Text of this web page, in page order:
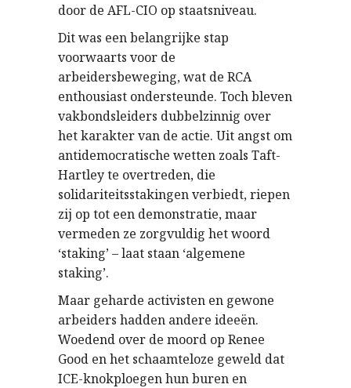
door de AFL-CIO op staatsniveau.
Dit was een belangrijke stap
voorwaarts voor de
arbeidersbeweging, wat de RCA
enthousiast ondersteunde. Toch bleven
vakbondsleiders dubbelzinnig over
het karakter van de actie. Uit angst om
antidemocratische wetten zoals Taft-
Hartley te overtreden, die
solidariteitsstakingen verbiedt, riepen
zij op tot een demonstratie, maar
vermeden ze zorgvuldig het woord
‘staking’ – laat staan ‘algemene
staking’.
Maar geharde activisten en gewone
arbeiders hadden andere ideeën.
Woedend over de moord op Renee
Good en het schaamteloze geweld dat
ICE-knokploegen hun buren en